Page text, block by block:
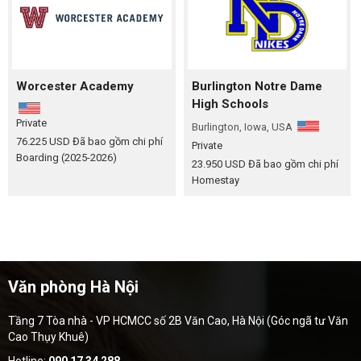
Worcester Academy
Private
76.225 USD Đã bao gồm chi phí
Boarding (2025-2026)
Burlington Notre Dame
High Schools
Burlington, Iowa, USA
Private
23.950 USD Đã bao gồm chi phí
Homestay
Văn phòng Hà Nội
Tầng 7 Tòa nhà - VP HCMCC số 2B Văn Cao, Hà Nội (Góc ngã tư Văn
Cao Thụy Khuê)